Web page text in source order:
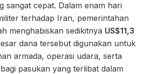
sangat cepat. Dalam enam hari
terhadap Iran, pemerintahan
menghabiskan sedikitnya US$11,3
dana tersebut digunakan untuk
armada, operasi udara, serta
pasukan yang terlibat dalam